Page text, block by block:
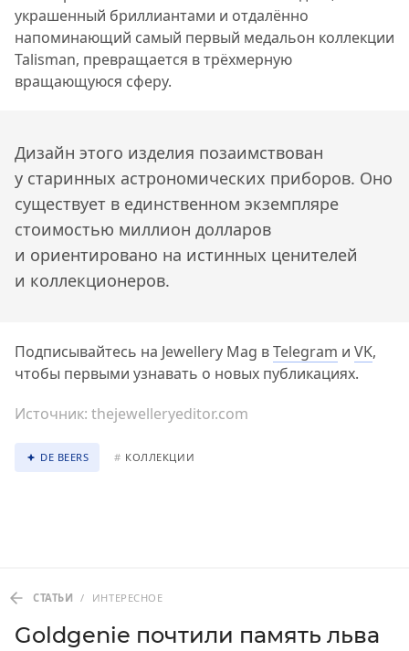
украшенный бриллиантами и отдалённо
напоминающий самый первый медальон коллекции
Talisman, превращается в трёхмерную
вращающуюся сферу.
Дизайн этого изделия позаимствован
у старинных астрономических приборов. Оно
существует в единственном экземпляре
стоимостью миллион долларов
и ориентировано на истинных ценителей
и коллекционеров.
Подписывайтесь на Jewellery Mag вTelegram и VK,
чтобы первыми узнавать о новых публикациях.
Источник: thejewelleryeditor.com
DE BEERS # КОЛЛЕКЦИИ
СТАТЬИ / ИНТЕРЕСНОЕ
Goldgenie почтили память льва